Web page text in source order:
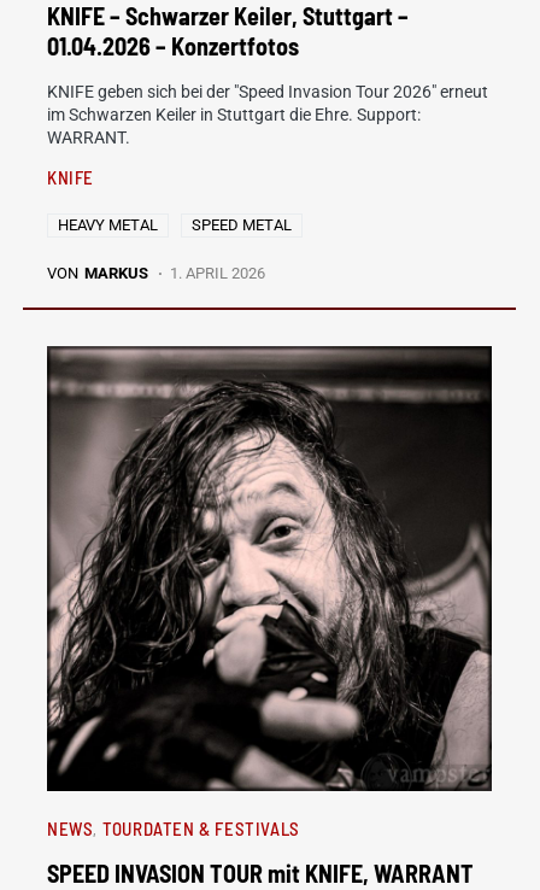
KNIFE – Schwarzer Keiler, Stuttgart –
01.04.2026 – Konzertfotos
KNIFE geben sich bei der "Speed Invasion Tour 2026" erneut
im Schwarzen Keiler in Stuttgart die Ehre. Support:
WARRANT.
KNIFE
HEAVY METAL SPEED METAL
VON MARKUS 1. APRIL 2026
NEWS TOURDATEN & FESTIVALS
SPEED INVASION TOUR mit KNIFE, WARRANT